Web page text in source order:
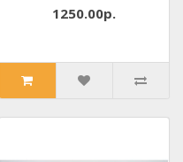
1250.00р.